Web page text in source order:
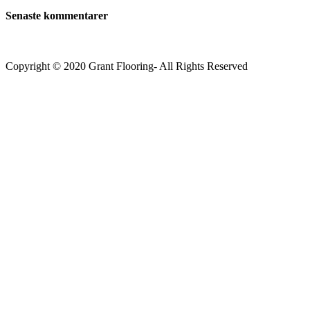
Senaste kommentarer
Copyright © 2020 Grant Flooring- All Rights Reserved